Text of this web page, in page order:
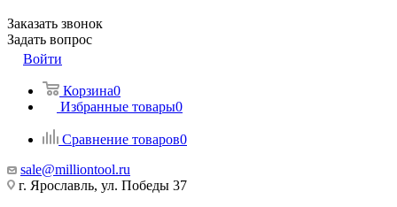
Заказать звонок
Задать вопрос
Войти
Корзина0
Избранные товары0
Сравнение товаров0
sale@milliontool.ru
г. Ярославль, ул. Победы 37